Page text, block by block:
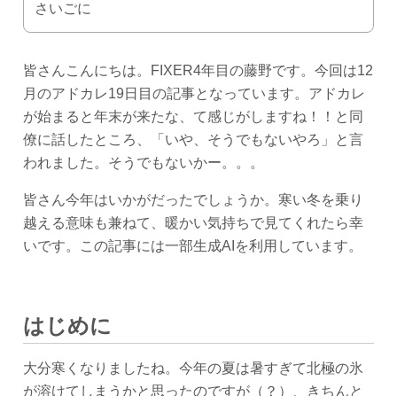
さいごに
皆さんこんにちは。FIXER4年目の藤野です。今回は12
月のアドカレ19日目の記事となっています。アドカレ
が始まると年末が来たな、て感じがしますね！！と同
僚に話したところ、「いや、そうでもないやろ」と言
われました。そうでもないかー。。。
皆さん今年はいかがだったでしょうか。寒い冬を乗り
越える意味も兼ねて、暖かい気持ちで見てくれたら幸
いです。この記事には一部生成AIを利用しています。
はじめに
大分寒くなりましたね。今年の夏は暑すぎて北極の氷
が溶けてしまうかと思ったのですが（？）、きちんと